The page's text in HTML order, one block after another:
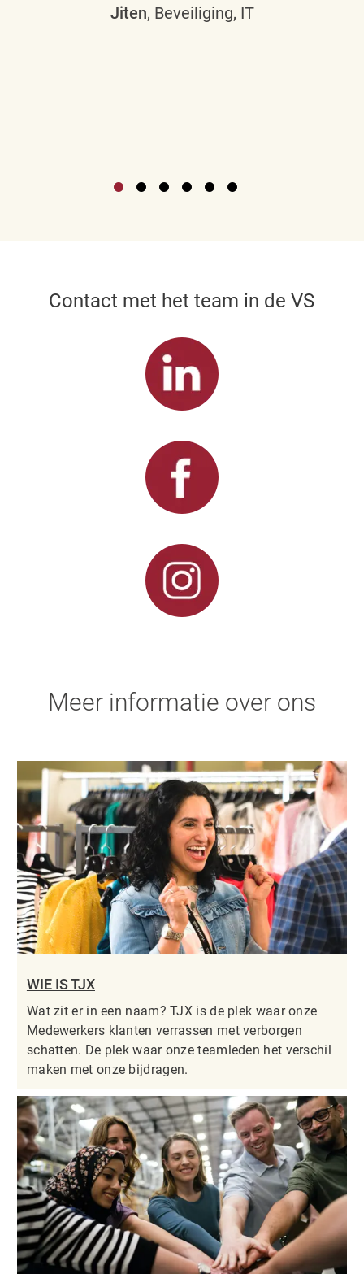
Jiten, Beveiliging, IT
Contact met het team in de VS
Meer informatie over ons
WIE IS TJX
Wat zit er in een naam? TJX is de plek waar onze
Medewerkers klanten verrassen met verborgen
schatten. De plek waar onze teamleden het verschil
maken met onze bijdragen.